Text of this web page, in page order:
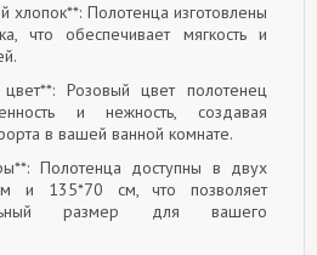
хлопок**: Полотенца изготовлены
что обеспечивает мягкость и
Розовый цвет полотенец
и нежность, создавая
в вашей ванной комнате.
Полотенца доступны в двух
и 135*70 см, что позволяет
размер для вашего